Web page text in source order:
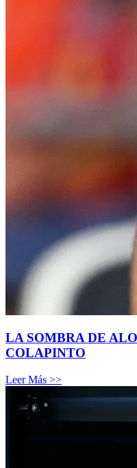
LA SOMBRA DE
COLAPINTO
Leer Más >>